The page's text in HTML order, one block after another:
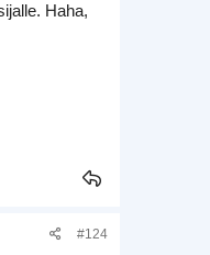
Haha,
#124